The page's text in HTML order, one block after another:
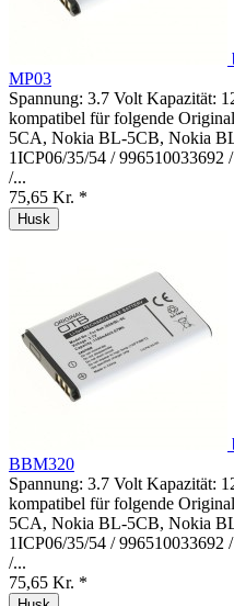
MP03
Spannung: 3.7 Volt Kapazität:
kompatibel für folgende
5CA, Nokia BL-5CB, Nokia
1ICP06/35/54 /
/...
75,65 Kr. *
Husk
BBM320
Spannung: 3.7 Volt Kapazität:
kompatibel für folgende
5CA, Nokia BL-5CB, Nokia
1ICP06/35/54 /
/...
75,65 Kr. *